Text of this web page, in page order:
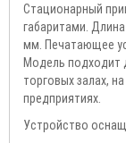
Стационарный
габаритами.
мм. Печатающее
Модель подходит
торговых залах,
предприятиях.
Устройство